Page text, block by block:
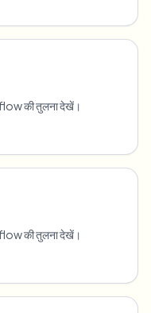
की तुलना देखें।
की तुलना देखें।